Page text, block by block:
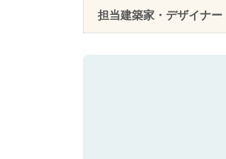
担当建築家・デザイナー